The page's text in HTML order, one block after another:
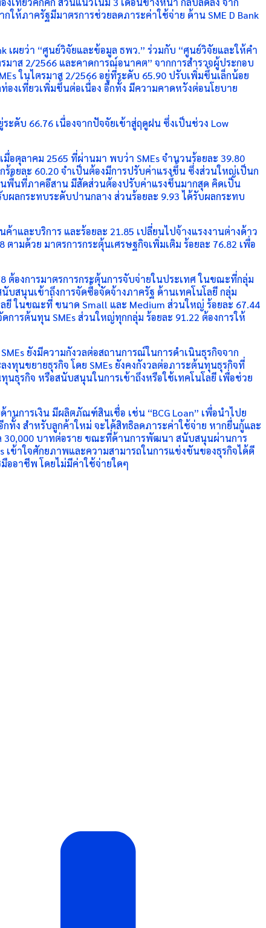
ให้ภาครัฐมีมาตรการช่วยลดภาระค่าใช้จ่าย ด้าน SME D Bank
เผยว่า “ศูนย์วิจัยและข้อมูล ธพว.” ร่วมกับ “ศูนย์วิจัยและให้คำ
าส 2/2566 และคาดการณ์อนาคต” จากการสำรวจผู้ประกอบ
ในไตรมาส 2/2566 อยู่ที่ระดับ 65.90 ปรับเพิ่มขึ้นเล็กน้อย
งเที่ยวเพิ่มขึ้นต่อเนื่อง อีกทั้ง มีความคาดหวังต่อนโยบาย
ะดับ 66.76 เนื่องจากปัจจัยเข้าสู่ฤดูฝน ซึ่งเป็นช่วง Low
ตุลาคม 2565 ที่ผ่านมา พบว่า SMEs จำนวนร้อยละ 39.80
อยละ 60.20 จำเป็นต้องมีการปรับค่าแรงขึ้น ซึ่งส่วนใหญ่เป็นก
พื้นที่ภาคอีสาน มีสัดส่วนต้องปรับค่าแรงขึ้นมากสุด คิดเป็น
ผลกระทบระดับปานกลาง ส่วนร้อยละ 9.93 ได้รับผลกระทบ
และบริการ และร้อยละ 21.85 เปลี่ยนไปจ้างแรงงานต่างด้าว
มด้วย มาตรการกระตุ้นเศรษฐกิจเพิ่มเติม ร้อยละ 76.82 เพื่อ
ต้องการมาตรการกระตุ้นการจับจ่ายในประเทศ ในขณะที่กลุ่ม
สนุนเข้าถึงการจัดซื้อจัดจ้างภาครัฐ ด้านเทคโนโลยี กลุ่ม
ยี ในขณะที่ ขนาด Small และ Medium ส่วนใหญ่ ร้อยละ 67.44
ารต้นทุน SMEs ส่วนใหญ่ทุกกลุ่ม ร้อยละ 91.22 ต้องการให้
ยังมีความกังวลต่อสถานการณ์ในการดำเนินธุรกิจจาก
ทุนขยายธุรกิจ โดย SMEs ยังคงกังวลต่อภาระต้นทุนธุรกิจที่
ธุรกิจ หรือสนับสนุนในการเข้าถึงหรือใช้เทคโนโลยี เพื่อช่วย
นการเงิน มีผลิตภัณฑ์สินเชื่อ เช่น “BCG Loan” เพื่อนำไปย
ทั้ง สำหรับลูกค้าใหม่ จะได้สิทธิลดภาระค่าใช้จ่าย หากยื่นกู้และ
30,000 บาทต่อราย ขณะที่ด้านการพัฒนา สนับสนุนผ่านการ
เข้าใจศักยภาพและความสามารถในการแข่งขันของธุรกิจได้ดี
ออาชีพ โดยไม่มีค่าใช้จ่ายใดๆ